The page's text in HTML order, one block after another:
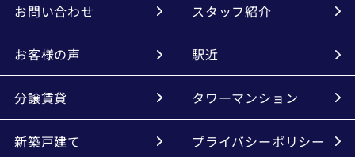
お問い合わせ スタッフ紹介
お客様の声 駅近
分譲賃貸 タワーマンション
新築戸建て プライバシーポリシー